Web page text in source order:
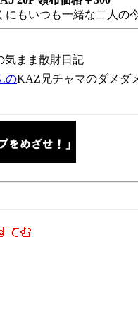
もいつも一緒な二人
気まま散財日記
のKAZ兄チャマのダメダ